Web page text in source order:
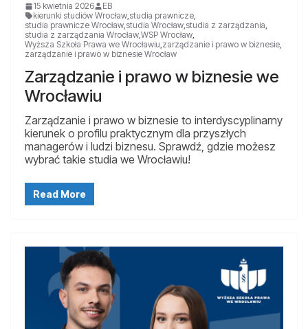
15 kwietnia 2026
EB
kierunki studiów Wrocław,studia prawnicze,
studia prawnicze Wrocław,studia Wrocław,studia z zarządzania,
studia z zarządzania Wrocław,WSP Wrocław,
Wyższa Szkoła Prawa we Wrocławiu,zarządzanie i prawo w biznesie,
zarządzanie i prawo w biznesie Wrocław
Zarządzanie i prawo w biznesie we
Wrocławiu
Zarządzanie i prawo w biznesie to interdyscyplinarny
kierunek o profilu praktycznym dla przyszłych
managerów i ludzi biznesu. Sprawdź, gdzie możesz
wybrać takie studia we Wrocławiu!
Read More